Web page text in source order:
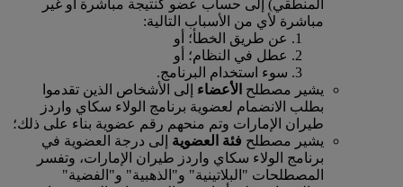
المنطقي) إلى حساب عضو كنتيجة مباشرة أو غير
مباشرة لأي من الأسباب التالية:
عن طريق الخطأ؛ أو
عطل في النظام؛ أو
سوء استخدام البرنامج.
يشير مصطلح الأعضاء إلى الأشخاص الذين تقدموا
بطلب الانضمام لعضوية برنامج الولاء سكاي واردز
طيران الإمارات وتم منحهم رقم عضوية بناء على ذلك؛
يشير مصطلح فئة العضوية إلى درجة العضوية في
برنامج الولاء سكاي واردز طيران الإمارات، وتفسر
المصطلحات "البلاتينية" و"الذهبية" و"الفضية"